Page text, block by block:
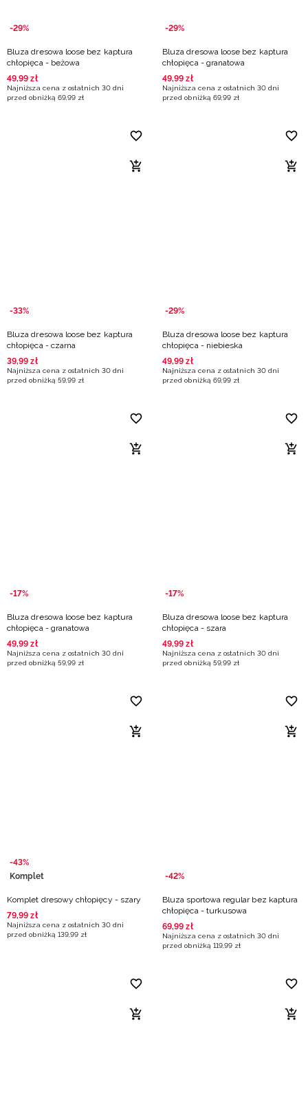
-29%
Bluza dresowa loose bez kaptura
chłopięca - beżowa
49,99 zł
Najniższa cena z ostatnich 30 dni
przed obniżką 69,99 zł
-29%
Bluza dresowa loose bez kaptura
chłopięca - granatowa
49,99 zł
Najniższa cena z ostatnich 30 dni
przed obniżką 69,99 zł
-33%
Bluza dresowa loose bez kaptura
chłopięca - czarna
39,99 zł
Najniższa cena z ostatnich 30 dni
przed obniżką 59,99 zł
-29%
Bluza dresowa loose bez kaptura
chłopięca - niebieska
49,99 zł
Najniższa cena z ostatnich 30 dni
przed obniżką 69,99 zł
-17%
Bluza dresowa loose bez kaptura
chłopięca - granatowa
49,99 zł
Najniższa cena z ostatnich 30 dni
przed obniżką 59,99 zł
-17%
Bluza dresowa loose bez kaptura
chłopięca - szara
49,99 zł
Najniższa cena z ostatnich 30 dni
przed obniżką 59,99 zł
-43%
Komplet
Komplet dresowy chłopięcy - szary
79,99 zł
Najniższa cena z ostatnich 30 dni
przed obniżką 139,99 zł
-42%
Bluza sportowa regular bez kaptura
chłopięca - turkusowa
69,99 zł
Najniższa cena z ostatnich 30 dni
przed obniżką 119,99 zł